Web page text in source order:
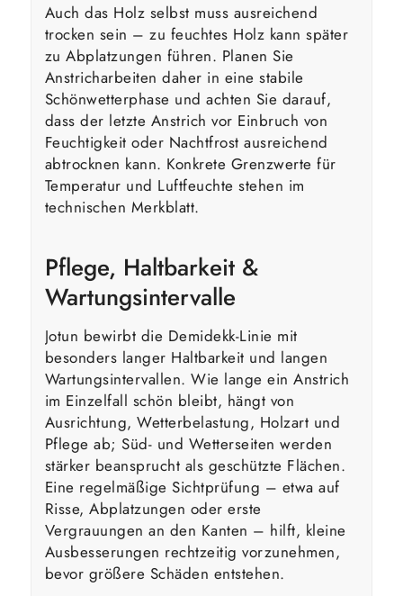
Auch das Holz selbst muss ausreichend
trocken sein – zu feuchtes Holz kann später
zu Abplatzungen führen. Planen Sie
Anstricharbeiten daher in eine stabile
Schönwetterphase und achten Sie darauf,
dass der letzte Anstrich vor Einbruch von
Feuchtigkeit oder Nachtfrost ausreichend
abtrocknen kann. Konkrete Grenzwerte für
Temperatur und Luftfeuchte stehen im
technischen Merkblatt.
Pflege, Haltbarkeit &
Wartungsintervalle
Jotun bewirbt die Demidekk-Linie mit
besonders langer Haltbarkeit und langen
Wartungsintervallen. Wie lange ein Anstrich
im Einzelfall schön bleibt, hängt von
Ausrichtung, Wetterbelastung, Holzart und
Pflege ab; Süd- und Wetterseiten werden
stärker beansprucht als geschützte Flächen.
Eine regelmäßige Sichtprüfung – etwa auf
Risse, Abplatzungen oder erste
Vergrauungen an den Kanten – hilft, kleine
Ausbesserungen rechtzeitig vorzunehmen,
bevor größere Schäden entstehen.